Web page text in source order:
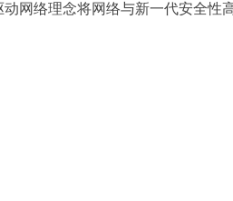
网络理念将网络与新一代安全性